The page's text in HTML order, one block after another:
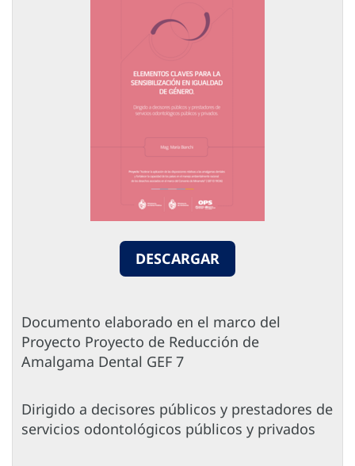
DESCARGAR
Documento elaborado en el marco del
Proyecto Proyecto de Reducción de
Amalgama Dental GEF 7
Dirigido a decisores públicos y prestadores de
servicios odontológicos públicos y privados